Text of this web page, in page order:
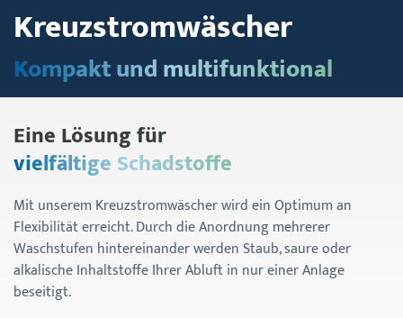
Kreuzstromwäscher
Kompakt und multifunktional
Eine Lösung für
vielfältige Schadstoffe
Mit unserem Kreuzstromwäscher wird ein Optimum an
Flexibilität erreicht. Durch die Anordnung mehrerer
Waschstufen hintereinander werden Staub, saure oder
alkalische Inhaltstoffe Ihrer Abluft in nur einer Anlage
beseitigt.